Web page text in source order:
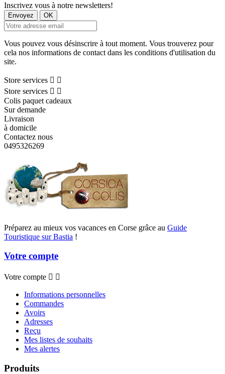
Inscrivez vous à notre newsletters!
Vous pouvez vous désinscrire à tout moment. Vous trouverez pour
cela nos informations de contact dans les conditions d'utilisation du
site.
Store services  
Store services  
Colis paquet cadeaux
Sur demande
Livraison
à domicile
Contactez nous
0495326269
Préparez au mieux vos vacances en Corse grâce au Guide
Touristique sur Bastia !
Votre compte
Votre compte  
Informations personnelles
Commandes
Avoirs
Adresses
Reçu
Mes listes de souhaits
Mes alertes
Produits